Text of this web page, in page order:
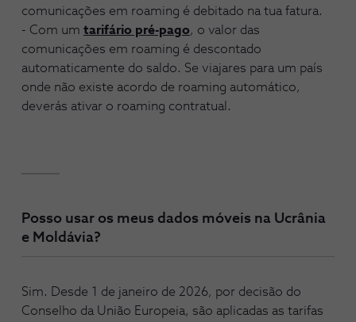
comunicações em roaming é debitado na tua fatura.
- Com um tarifário pré-pago, o valor das
comunicações em roaming é descontado
automaticamente do saldo. Se viajares para um país
onde não existe acordo de roaming automático,
deverás ativar o roaming contratual.
Posso usar os meus dados móveis na Ucrânia
e Moldávia?
Sim. Desde 1 de janeiro de 2026, por decisão do
Conselho da União Europeia, são aplicadas as tarifas